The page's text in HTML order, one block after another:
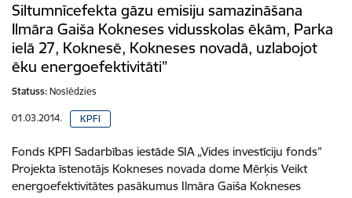
Siltumnīcefekta gāzu emisiju samazināšana
Ilmāra Gaiša Kokneses vidusskolas ēkām, Parka
ielā 27, Koknesē, Kokneses novadā, uzlabojot
ēku energoefektivitāti”
Statuss: Noslēdzies
01.03.2014. KPFI
Fonds KPFI Sadarbības iestāde SIA „Vides investīciju fonds”
Projekta īstenotājs Kokneses novada dome Mērķis Veikt
energoefektivitātes pasākumus Ilmāra Gaiša Kokneses